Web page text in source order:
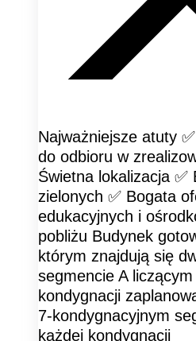
Najważniejsze atuty
do odbioru w
Świetna lokalizacja ✅
zielonych ✅ Bogata
edukacyjnych i
pobliżu Budynek
którym znajdują się
segmencie A
kondygnacji
7-kondygnacyjnym
każdej kondygnacji